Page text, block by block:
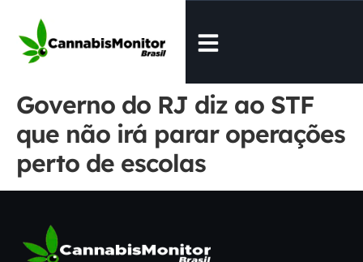
Governo do RJ diz ao STF
que não irá parar operações
perto de escolas